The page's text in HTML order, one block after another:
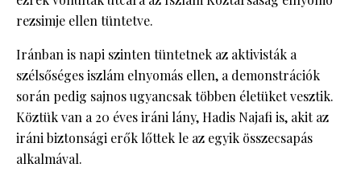
rezsimje ellen tüntetve.
Iránban is napi szinten tüntetnek az aktivisták a
szélsőséges iszlám elnyomás ellen, a demonstrációk
során pedig sajnos ugyancsak többen életüket vesztik.
Köztük van a 20 éves iráni lány, Hadis Najafi is, akit az
iráni biztonsági erők lőttek le az egyik összecsapás
alkalmával.